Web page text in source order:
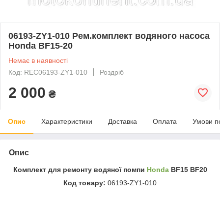
06193-ZY1-010 Рем.комплект водяного насоса
Honda BF15-20
Немає в наявності
Код: REC06193-ZY1-010
Роздріб
2 000 ₴
Опис Характеристики Доставка Оплата Умови
Опис
Комплект для ремонту водяної помпи HondaBF15 BF20
Код товару: 06193-ZY1-010